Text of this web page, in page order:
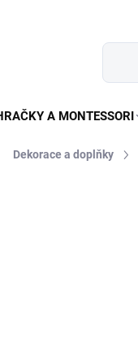
A MONTESSORI
Dekorace a doplňky